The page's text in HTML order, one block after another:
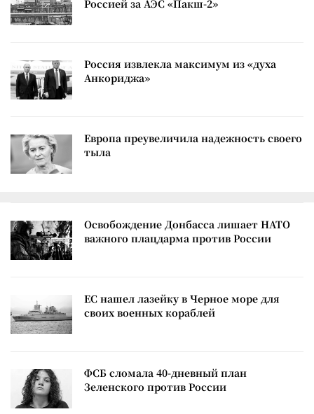
Россией за АЭС «Пакш-2»
Россия извлекла максимум из «духа
Анкориджа»
Европа преувеличила надежность своего
тыла
Освобождение Донбасса лишает НАТО
важного плацдарма против России
ЕС нашел лазейку в Черное море для
своих военных кораблей
ФСБ сломала 40-дневный план
Зеленского против России